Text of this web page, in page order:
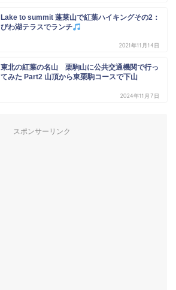
Lake to summit 蓬莱山で紅葉ハイキングその2：
びわ湖テラスでランチ
2021年11月14日
東北の紅葉の名山 栗駒山に公共交通機関で行っ
てみた Part2 山頂から東栗駒コースで下山
2024年11月7日
スポンサーリンク